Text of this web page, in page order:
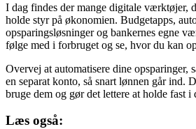
I dag findes der mange digitale værktøjer,
holde styr på økonomien. Budgetapps,
opsparingsløsninger og bankernes egne
følge med i forbruget og se, hvor du kan
Overvej at automatisere dine opsparinger,
en separat konto, så snart lønnen går ind.
bruge dem og gør det lettere at holde fast i
Læs også: